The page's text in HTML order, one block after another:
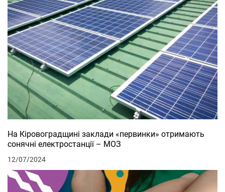
На Кіровоградщині заклади «первинки» отримають
сонячні електростанції – МОЗ
12/07/2024